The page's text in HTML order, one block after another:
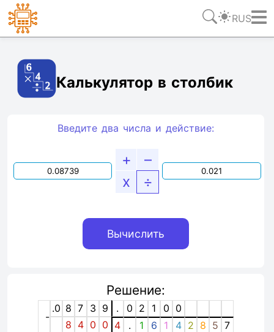
RUS
Калькулятор в столбик
Введите два числа и действие:
+
–
x
÷
Решение:
-
.0 8 7 3 9 . 0 2 1 0 0
8 4 0 0 4 . 1 6 1 4 2 8 5 7